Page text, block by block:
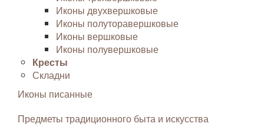
Иконы двухвершковые
Иконы полуторавершковые
Иконы вершковые
Иконы полувершковые
Кресты
Складни
Иконы писанные
Предметы традиционного быта и искусства